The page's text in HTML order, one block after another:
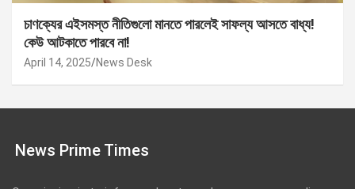
চাণক্যের এইসমস্ত নীতিগুলো মানতে পারলেই সাফল্য আসতে বাধ্য!
কেউ আটকাতে পারবে না!
April 14, 2025 News Desk
News Prime Times